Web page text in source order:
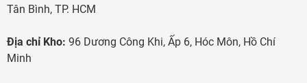
Tân Bình, TP. HCM
Địa chỉ Kho: 96 Dương Công Khi, Ấp 6, Hóc Môn, Hồ Chí
Minh